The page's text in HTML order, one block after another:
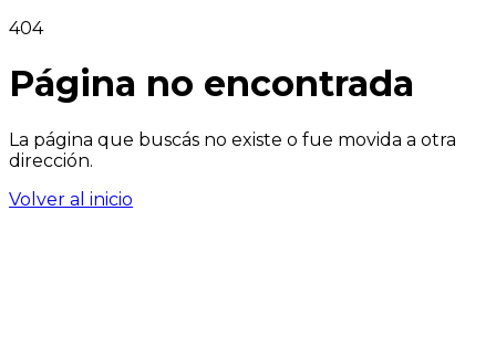
404
Página no encontrada
La página que buscás no existe o fue movida a otra
dirección.
Volver al inicio